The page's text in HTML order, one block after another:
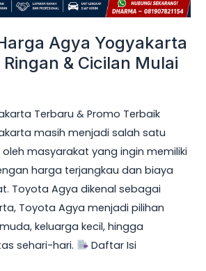
Agya Yogyakarta
Ringan & Cicilan Mulai
Terbaru & Promo Terbaik
masih menjadi salah satu
masyarakat yang ingin memiliki
harga terjangkau dan biaya
Toyota Agya dikenal sebagai
Toyota Agya menjadi pilihan
keluarga kecil, hingga
sehari-hari.
Daftar Isi